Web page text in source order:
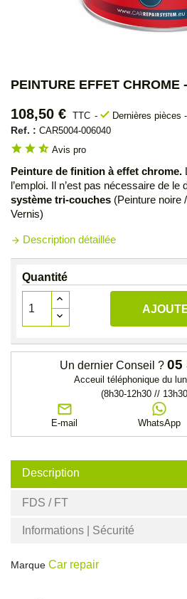
PEINTURE EFFET CHROME
108,50 € TTC check Dernières pièces
Ref. : CAR5004-006040
star star star_half Avis pro
Peinture de finition à effet chrome.
l’emploi. Il n’est pas nécessaire de le
système tri-couches (Peinture noire
Vernis)
arrow_forward Description détaillée
Quantité
Un dernier Conseil ? 05
Acceuil téléphonique du
(8h30-12h30 //
E-mail WhatsApp
Description
FDS / FT
Informations | Sécurité
Marque Car repair